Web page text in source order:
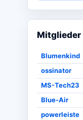
Mitglieder
Blumenkind
ossinator
MS-Tech23
Blue-Air
powerleiste